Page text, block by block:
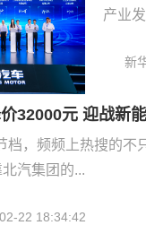
产业
新
32000元 迎战新
档，频频上热搜的
汽集团的...
02-22 18:34:42